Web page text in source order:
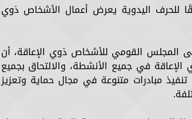
للحرف اليدوية يعرض أعمال الأشخاص ذوي
المجلس القومي للأشخاص ذوي الإعاقة، أن
في جميع الأنشطة، والالتحاق بجميع
مبادرات متنوعة في مجال حماية وتعزيز